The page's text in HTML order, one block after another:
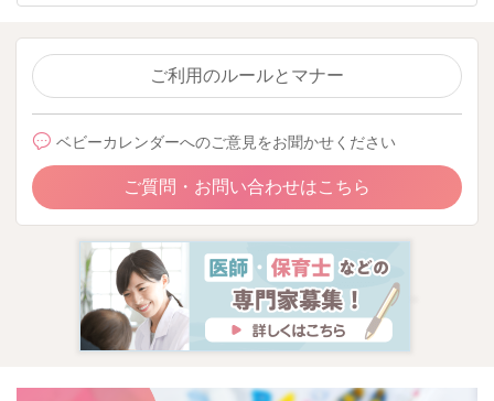
る。
ご利用のルールとマナー
ベビーカレンダーへのご意見をお聞かせください
ご質問・お問い合わせはこちら